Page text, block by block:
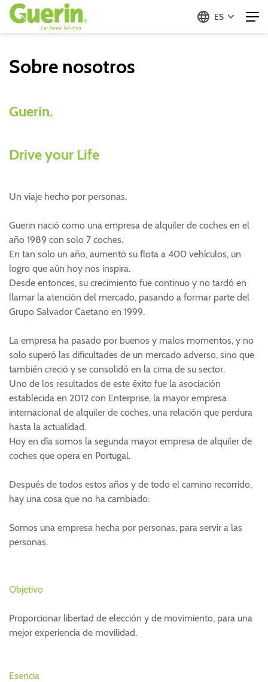
ES
Sobre nosotros
Guerin.
Drive your Life
Un viaje hecho por personas.
Guerin nació como una empresa de alquiler de coches en el
año 1989 con solo 7 coches.
En tan solo un año, aumentó su flota a 400 vehículos, un
logro que aún hoy nos inspira.
Desde entonces, su crecimiento fue continuo y no tardó en
llamar la atención del mercado, pasando a formar parte del
Grupo Salvador Caetano en 1999.
La empresa ha pasado por buenos y malos momentos, y no
solo superó las dificultades de un mercado adverso, sino que
también creció y se consolidó en la cima de su sector.
Uno de los resultados de este éxito fue la asociación
establecida en 2012 con Enterprise, la mayor empresa
internacional de alquiler de coches, una relación que perdura
hasta la actualidad.
Hoy en día somos la segunda mayor empresa de alquiler de
coches que opera en Portugal.
Después de todos estos años y de todo el camino recorrido,
hay una cosa que no ha cambiado:
Somos una empresa hecha por personas, para servir a las
personas.
Objetivo
Proporcionar libertad de elección y de movimiento, para una
mejor experiencia de movilidad.
Esencia